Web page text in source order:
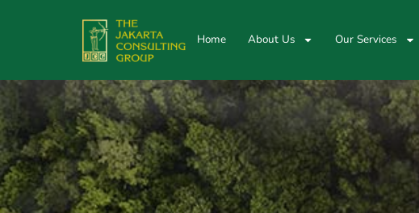
Home About Us Our Services